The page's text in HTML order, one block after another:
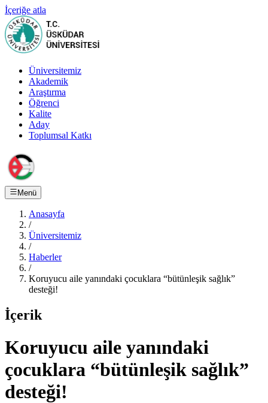
İçeriğe atla
Üniversitemiz
Akademik
Araştırma
Öğrenci
Kalite
Aday
Toplumsal Katkı
Menü
Anasayfa
/
Üniversitemiz
/
Haberler
/
Koruyucu aile yanındaki çocuklara “bütünleşik sağlık”
desteği!
İçerik
Koruyucu aile yanındaki
çocuklara “bütünleşik sağlık”
desteği!